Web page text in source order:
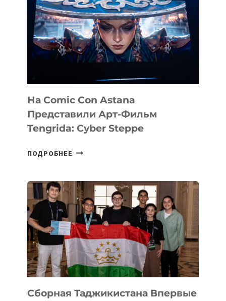
PERCEPTIS
—
AI-
ПЛАТФОРМУ
ДЛЯ
ИНДУСТРИИ
На Comic Con Astana
Представили Арт-Фильм
Tengrida: Cyber Steppe
ПОДРОБНЕЕ НА
ASTANA
ПРЕДСТАВИЛИ
АРТ-
ФИЛЬМ
TENGRIDA:
CYBER
STEPPE
Сборная Таджикистана Впервые